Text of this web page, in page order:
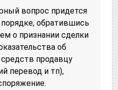
вопрос придется
обратившись
о признании сделки
об
продавцу
перевод и тп),